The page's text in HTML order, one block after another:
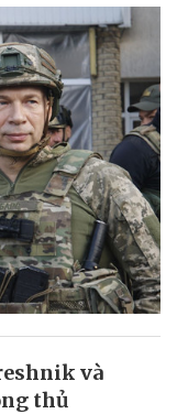
và
thủ